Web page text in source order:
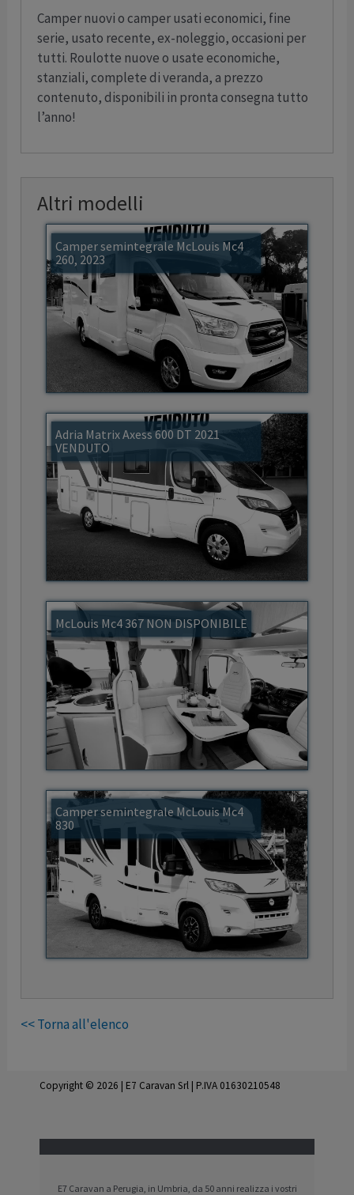
Camper nuovi o camper usati economici, fine
serie, usato recente, ex-noleggio, occasioni per
tutti. Roulotte nuove o usate economiche,
stanziali, complete di veranda, a prezzo
contenuto, disponibili in pronta consegna tutto
l’anno!
Altri modelli
Camper semintegrale McLouis Mc4
260, 2023
Adria Matrix Axess 600 DT 2021
VENDUTO
McLouis Mc4 367 NON DISPONIBILE
Camper semintegrale McLouis Mc4
830
<< Torna all'elenco
Copyright © 2026 | E7 Caravan Srl | P.IVA 01630210548
E7 Caravan a Perugia, in Umbria, da 50 anni realizza i vostri